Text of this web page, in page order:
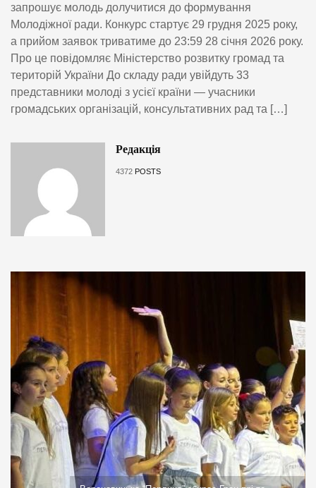
запрошує молодь долучитися до формування
Молодіжної ради. Конкурс стартує 29 грудня 2025 року,
а прийом заявок триватиме до 23:59 28 січня 2026 року.
Про це повідомляє Міністерство розвитку громад та
територій України До складу ради увійдуть 33
представники молоді з усієї країни — учасники
громадських організацій, консультативних рад та […]
Редакція
4372 POSTS